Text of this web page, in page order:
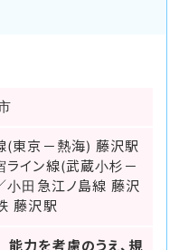
(東京－熱海) 藤沢駅
ライン線(武蔵小杉－
小田急江ノ島線 藤沢
藤沢駅
力を考慮のうえ、規